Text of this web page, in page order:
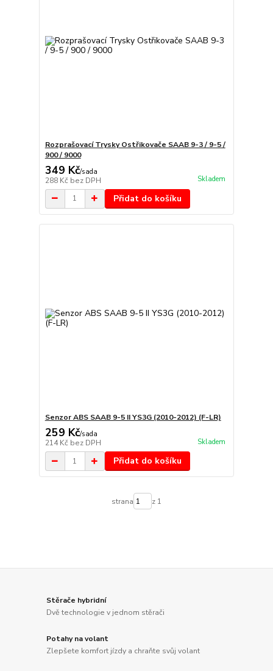
Rozprašovací Trysky Ostřikovače SAAB 9-3 / 9-5 /
900 / 9000
349 Kč/sada
288 Kč bez DPH Skladem
Přidat do košíku
Senzor ABS SAAB 9-5 II YS3G (2010-2012) (F-LR)
259 Kč/sada
214 Kč bez DPH Skladem
Přidat do košíku
strana z 1
Stěrače hybridní
Dvě technologie v jednom stěrači
Potahy na volant
Zlepšete komfort jízdy a chraňte svůj volant